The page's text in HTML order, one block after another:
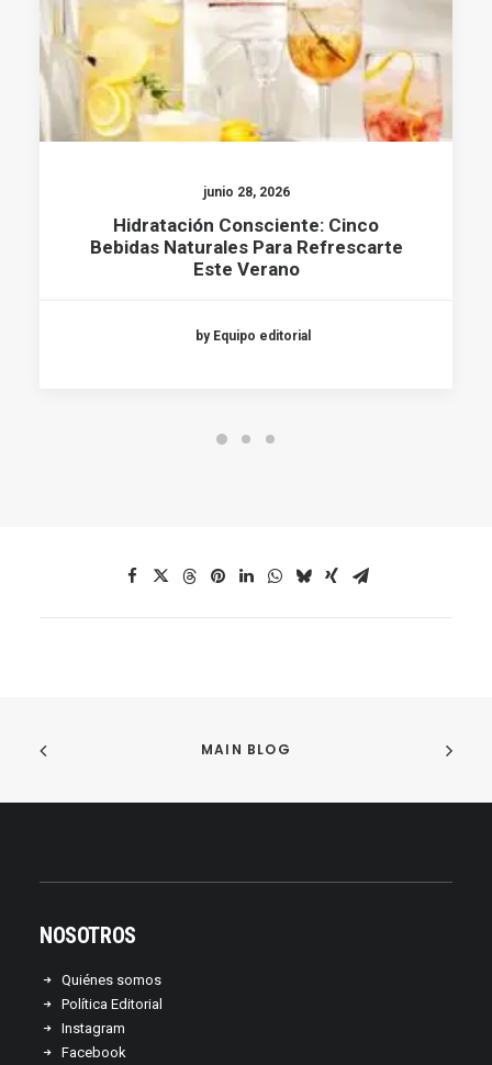
junio 28, 2026
Hidratación Consciente: Cinco
Bebidas Naturales Para Refrescarte
Este Verano
by Equipo editorial
MAIN BLOG
NOSOTROS
Quiénes somos
Política Editorial
Instagram
Facebook